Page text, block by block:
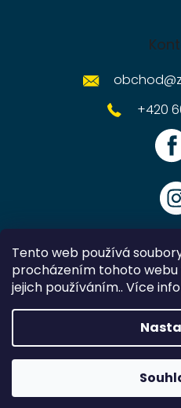
Tento web používá
procházením tohoto webu
jejich používáním.. Více
obchod@
+420